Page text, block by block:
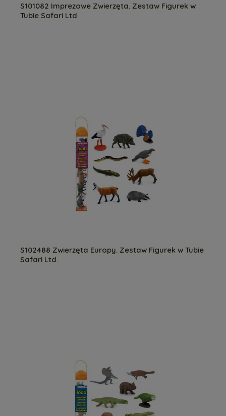
S101082 Imprezowe Zwierzęta. Zestaw Figurek w
Tubie Safari Ltd
S102488 Zwierzęta Europy. Zestaw Figurek w Tubie
Safari Ltd.